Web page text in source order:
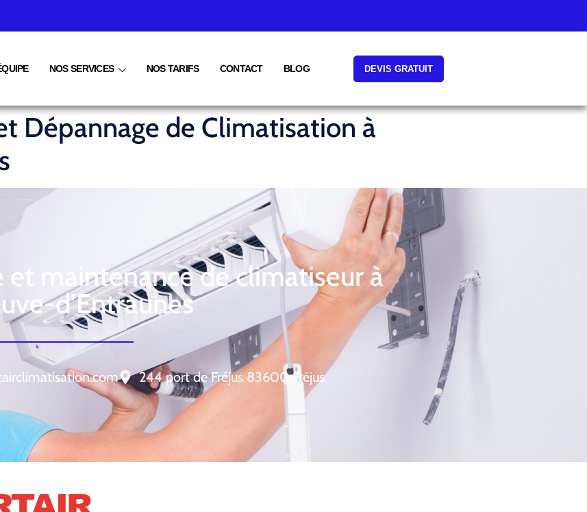
NOS SERVICES NOS TARIFS CONTACT BLOG DEVIS GRATUIT
Dépannage de Climatisation à
maintenance de climatiseur à
d’Entraunes
244 port de Fréjus 83600 Fréjus